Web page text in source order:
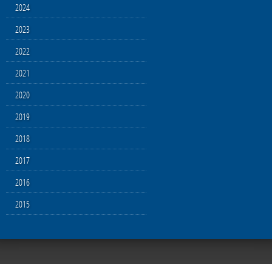
2024
2023
2022
2021
2020
2019
2018
2017
2016
2015